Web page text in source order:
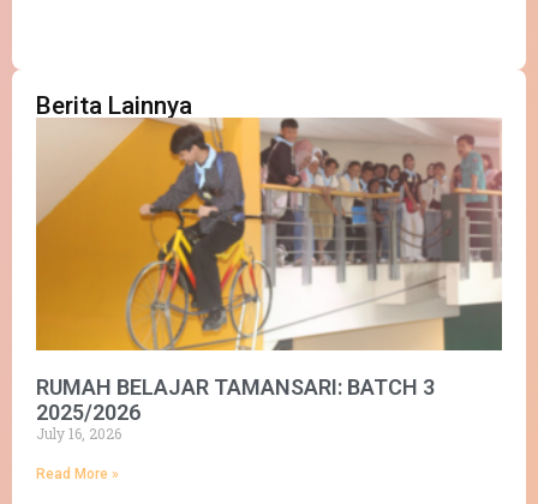
Berita Lainnya
RUMAH BELAJAR TAMANSARI: BATCH 3
2025/2026
July 16, 2026
Read More »